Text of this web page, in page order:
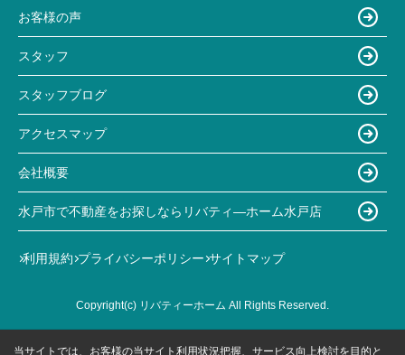
お客様の声
スタッフ
スタッフブログ
アクセスマップ
会社概要
水戸市で不動産をお探しならリバティ―ホーム水戸店
利用規約 プライバシーポリシー サイトマップ
Copyright(c) リバティーホーム All Rights Reserved.
当サイトでは、お客様の当サイト利用状況把握、サービス向上検討を目的と